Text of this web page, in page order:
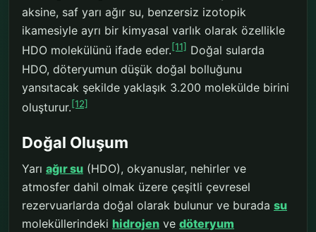
aksine, saf yarı ağır su, benzersiz izotopik
ikamesiyle ayrı bir kimyasal varlık olarak özellikle
HDO molekülünü ifade eder.[11] Doğal sularda
HDO, döteryumun düşük doğal bolluğunu
yansıtacak şekilde yaklaşık 3.200 molekülde birini
oluşturur.[12]
Doğal Oluşum
Yarı ağır su (HDO), okyanuslar, nehirler ve
atmosfer dahil olmak üzere çeşitli çevresel
rezervuarlarda doğal olarak bulunur ve burada su
moleküllerindeki hidrojen ve döteryum